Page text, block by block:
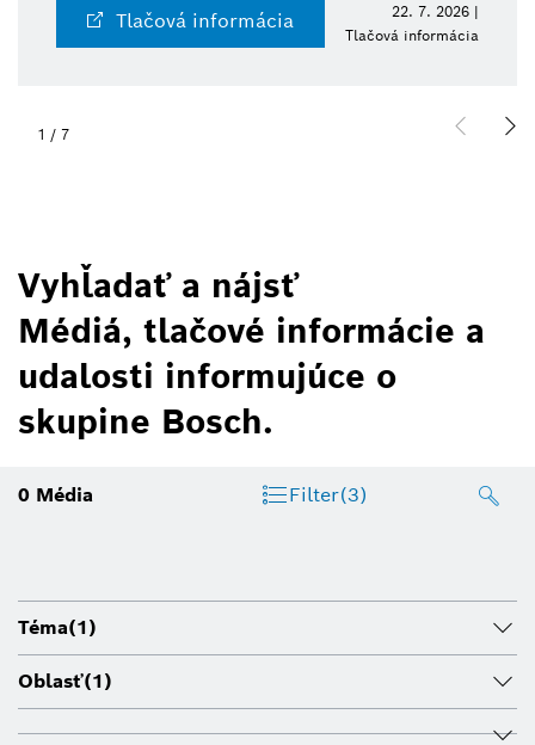
Tlačová informácia
22. 7. 2026 |
Tlačová informácia
1 / 7
Vyhľadať a nájsť
Médiá, tlačové informácie a
udalosti informujúce o
skupine Bosch.
0 Média Filter(3)
Téma(1)
Oblasť(1)